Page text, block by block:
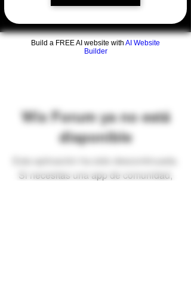
Build a FREE AI website with AI Website
Builder
Wix Forum ya no está
disponible
Esta aplicación ha sido descontinuada.
Si necesitas una app de comunidad,